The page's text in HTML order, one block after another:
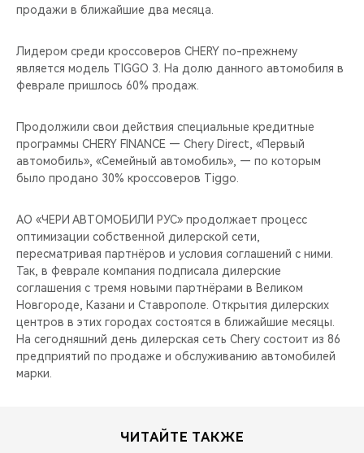
ВИДЕООБЗОРЫ
CHERY ДЛЯ ДЕТЕЙ
продажи в ближайшие два месяца.
Лидером среди кроссоверов CHERY по-прежнему
является модель TIGGO 3. На долю данного автомобиля в
феврале пришлось 60% продаж.
Продолжили свои действия специальные кредитные
программы CHERY FINANCE — Chery Direct, «Первый
автомобиль», «Семейный автомобиль», — по которым
было продано 30% кроссоверов Tiggo.
АО «ЧЕРИ АВТОМОБИЛИ РУС» продолжает процесс
оптимизации собственной дилерской сети,
пересматривая партнёров и условия соглашений с ними.
Так, в феврале компания подписала дилерские
соглашения с тремя новыми партнёрами в Великом
Новгороде, Казани и Ставрополе. Открытия дилерских
центров в этих городах состоятся в ближайшие месяцы.
На сегодняшний день дилерская сеть Chery состоит из 86
предприятий по продаже и обслуживанию автомобилей
марки.
ЧИТАЙТЕ ТАКЖЕ